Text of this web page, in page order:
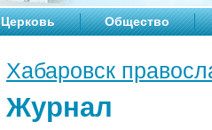
Церковь Общество
Хабаровск
Журнал